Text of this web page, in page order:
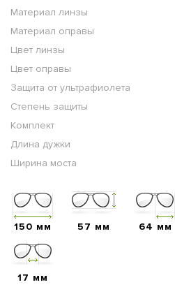
Материал линзы
Материал оправы
Цвет линзы
Цвет оправы
Защита от ультрафиолета
Степень защиты
Комплект
Длина дужки
Ширина моста
150 мм 57 мм 64 мм
17 мм